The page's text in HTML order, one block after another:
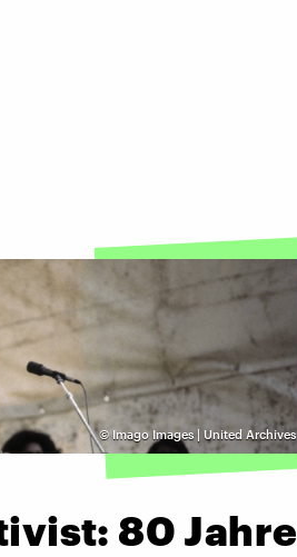
© Imago Images | United Archives
80 Jahre